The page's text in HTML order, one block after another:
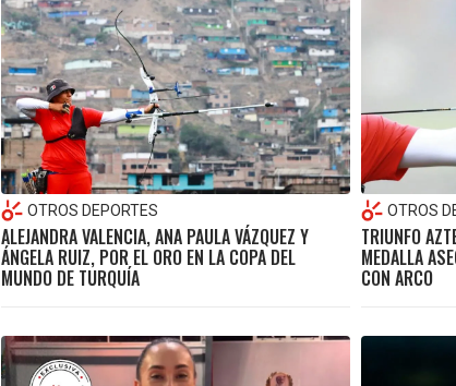
OTROS DEPORTES
ALEJANDRA VALENCIA, ANA PAULA VÁZQUEZ Y
ÁNGELA RUIZ, POR EL ORO EN LA COPA DEL
MUNDO DE TURQUÍA
OTROS
TRIUNFO
MEDALLA
CON ARCO